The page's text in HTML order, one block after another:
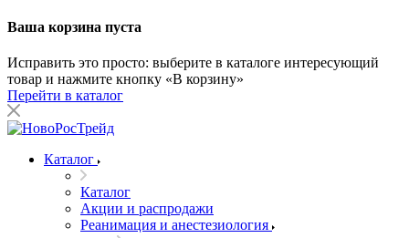
Ваша корзина пуста
Исправить это просто: выберите в каталоге интересующий
товар и нажмите кнопку «В корзину»
Перейти в каталог
Каталог
Каталог
Акции и распродажи
Реанимация и анестезиология